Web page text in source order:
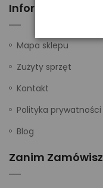
Informacje
Mapa sklepu
Zużyty sprzęt
Kontakt
Polityka prywatności
Blog
Zanim Zamówisz